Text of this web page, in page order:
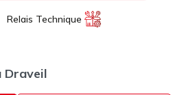
Relais Technique
Draveil